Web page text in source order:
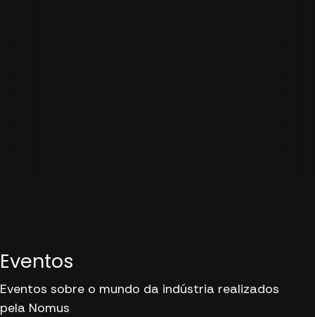
Eventos
Eventos sobre o mundo da indústria realizados
pela Nomus